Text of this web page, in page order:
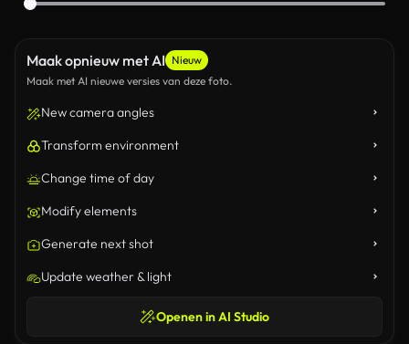
Maak opnieuw met AI Nieuw
Maak met AI nieuwe versies van deze foto.
New camera angles
Transform environment
Change time of day
Modify elements
Generate next shot
Update weather & light
Openen in AI Studio